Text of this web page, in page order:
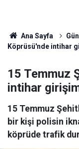
Ana Sayfa
Köprüsü'nde intihar
15 Temmuz
intihar
15 Temmuz
bir kişi polisin
köprüde trafik